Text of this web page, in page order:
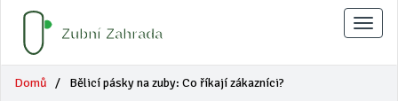
Domů Bělicí pásky na zuby: Co říkají zákazníci?